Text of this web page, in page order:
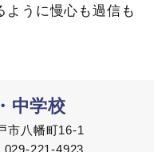
ように慢心も過信も
中学校
市八幡町16-1
029-221-4923